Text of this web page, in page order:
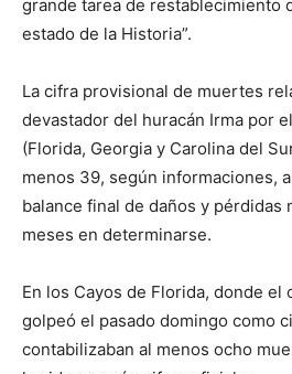
grande tarea de restablecimiento
estado de la Historia”.
La cifra provisional de muertes
devastador del huracán Irma por
(Florida, Georgia y Carolina del
menos 39, según informaciones,
balance final de daños y pérdidas
meses en determinarse.
En los Cayos de Florida, donde el
golpeó el pasado domingo como
contabilizaban al menos ocho